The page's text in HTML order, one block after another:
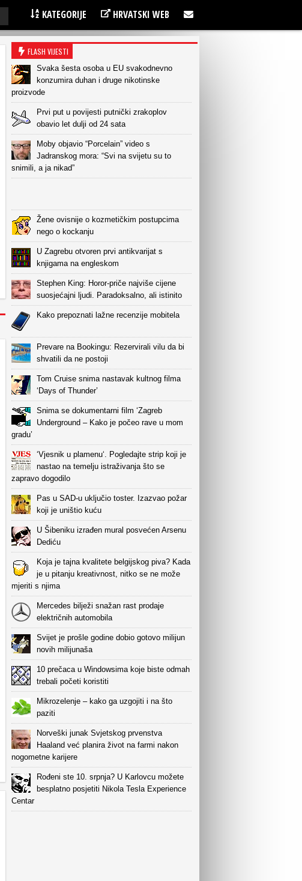
KATEGORIJE HRVATSKI WEB
FLASH VIJESTI
Svaka šesta osoba u EU svakodnevno
konzumira duhan i druge nikotinske
proizvode
Prvi put u povijesti putnički zrakoplov
obavio let dulji od 24 sata
Moby objavio “Porcelain” video s
Jadranskog mora: “Svi na svijetu su to
snimili, a ja nikad”
Žene ovisnije o kozmetičkim postupcima
nego o kockanju
U Zagrebu otvoren prvi antikvarijat s
knjigama na engleskom
Stephen King: Horor-priče najviše cijene
suosjećajni ljudi. Paradoksalno, ali istinito
Kako prepoznati lažne recenzije mobitela
Prevare na Bookingu: Rezervirali vilu da bi
shvatili da ne postoji
Tom Cruise snima nastavak kultnog filma
‘Days of Thunder’
Snima se dokumentarni film ‘Zagreb
Underground – Kako je počeo rave u mom
gradu’
‘Vjesnik u plamenu‘. Pogledajte strip koji je
nastao na temelju istraživanja što se
zapravo dogodilo
Pas u SAD-u uključio toster. Izazvao požar
koji je uništio kuću
U Šibeniku izrađen mural posvećen Arsenu
Dediću
Koja je tajna kvalitete belgijskog piva? Kada
je u pitanju kreativnost, nitko se ne može
mjeriti s njima
Mercedes bilježi snažan rast prodaje
električnih automobila
Svijet je prošle godine dobio gotovo milijun
novih milijunaša
10 prečaca u Windowsima koje biste odmah
trebali početi koristiti
Mikrozelenje – kako ga uzgojiti i na što
paziti
Norveški junak Svjetskog prvenstva
Haaland već planira život na farmi nakon
nogometne karijere
Rođeni ste 10. srpnja? U Karlovcu možete
besplatno posjetiti Nikola Tesla Experience
Centar